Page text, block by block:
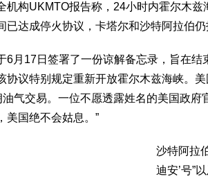
机构UKMTO报告称，24小时内霍尔木
已达成停火协议，卡塔尔和沙特阿拉伯仍
6月17日签署了一份谅解备忘录，旨在
协议特别规定重新开放霍尔木兹海峡。
油气交易。一位不愿透露姓名的美国政
美国绝不会姑息。”
沙特阿拉
迪安’号”